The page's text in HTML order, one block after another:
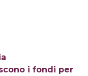
i fondi per